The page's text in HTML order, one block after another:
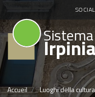
Sistema
Accueil Luoghi della cultura